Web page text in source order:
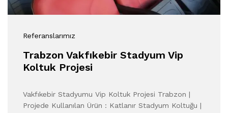
Referanslarımız
Trabzon Vakfıkebir Stadyum Vip
Koltuk Projesi
Vakfıkebir Stadyumu Vip Koltuk Projesi Trabzon |
Projede Kullanılan Ürün : Katlanır Stadyum Koltuğu |